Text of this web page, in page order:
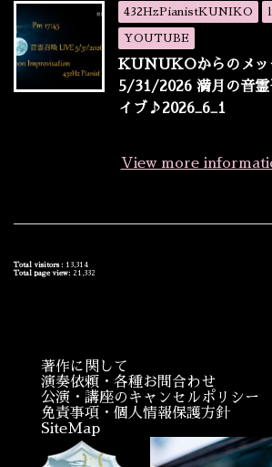
432HzPianistKUNIKO
YOUTUBE
KUNUKOからのメッ
5/31/2026 満月の音霊
イブ♪2026_6_1
View more
Total visitors : 13,314
Total page view: 21,332
著作に関して
演奏依頼・各種お問合わせ
公演・講座のキャンセルポリシー
免責事項・個人情報保護方針
SiteMap